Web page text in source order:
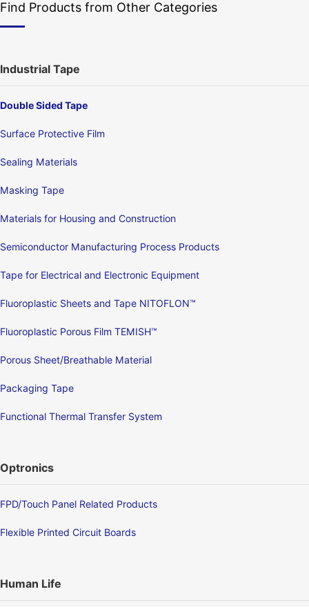
Find Products from Other Categories
Industrial Tape
Double Sided Tape
Surface Protective Film
Sealing Materials
Masking Tape
Materials for Housing and Construction
Semiconductor Manufacturing Process Products
Tape for Electrical and Electronic Equipment
Fluoroplastic Sheets and Tape NITOFLON™
Fluoroplastic Porous Film TEMISH™
Porous Sheet/Breathable Material
Packaging Tape
Functional Thermal Transfer System
Optronics
FPD/Touch Panel Related Products
Flexible Printed Circuit Boards
Human Life